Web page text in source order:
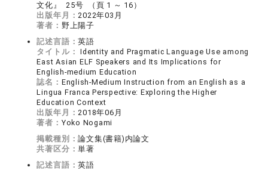
文化』 25号 （頁 1 ～ 16）
出版年月：2022年03月
著者： 野上陽子
記述言語：英語
タイトル： Identity and Pragmatic Language Use among
East Asian ELF Speakers and Its Implications for
English-medium Education
誌名： English-Medium Instruction from an English as a
Lingua Franca Perspective: Exploring the Higher
Education Context
出版年月：2018年06月
著者： Yoko Nogami
掲載種別：論文集(書籍)内論文
共著区分：単著
記述言語：英語